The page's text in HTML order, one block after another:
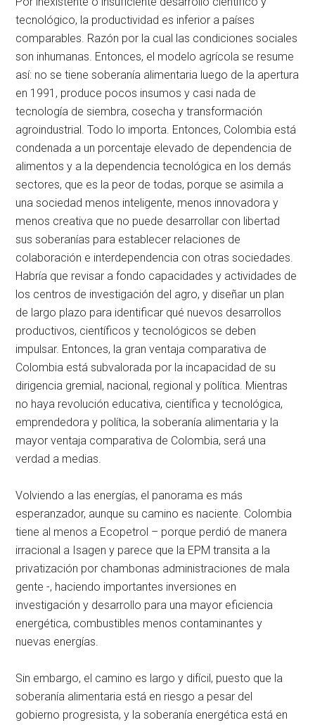
tecnológico, la productividad es inferior a países
comparables. Razón por la cual las condiciones sociales
son inhumanas. Entonces, el modelo agrícola se resume
así: no se tiene soberanía alimentaria luego de la apertura
en 1991, produce pocos insumos y casi nada de
tecnología de siembra, cosecha y transformación
agroindustrial. Todo lo importa. Entonces, Colombia está
condenada a un porcentaje elevado de dependencia de
alimentos y a la dependencia tecnológica en los demás
sectores, que es la peor de todas, porque se asimila a
una sociedad menos inteligente, menos innovadora y
menos creativa que no puede desarrollar con libertad
sus soberanías para establecer relaciones de
colaboración e interdependencia con otras sociedades.
Habría que revisar a fondo capacidades y actividades de
los centros de investigación del agro, y diseñar un plan
de largo plazo para identificar qué nuevos desarrollos
productivos, científicos y tecnológicos se deben
impulsar. Entonces, la gran ventaja comparativa de
Colombia está subvalorada por la incapacidad de su
dirigencia gremial, nacional, regional y política. Mientras
no haya revolución educativa, científica y tecnológica,
emprendedora y política, la soberanía alimentaria y la
mayor ventaja comparativa de Colombia, será una
verdad a medias.
Volviendo a las energías, el panorama es más
esperanzador, aunque su camino es naciente. Colombia
tiene al menos a Ecopetrol – porque perdió de manera
irracional a Isagen y parece que la EPM transita a la
privatización por chambonas administraciones de mala
gente -, haciendo importantes inversiones en
investigación y desarrollo para una mayor eficiencia
energética, combustibles menos contaminantes y
nuevas energías.
Sin embargo, el camino es largo y difícil, puesto que la
soberanía alimentaria está en riesgo a pesar del
gobierno progresista, y la soberanía energética está en